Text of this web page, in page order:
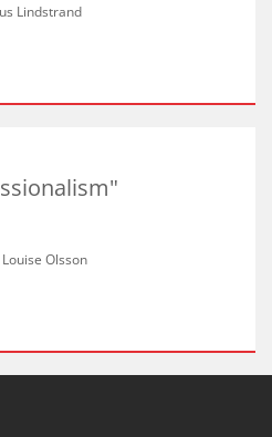
Lindstrand
Olsson